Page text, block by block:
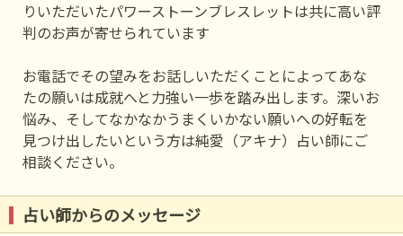
りいただいたパワーストーンブレスレットは共に高い評
判のお声が寄せられています
お電話でその望みをお話しいただくことによってあな
たの願いは成就へと力強い一歩を踏み出します。深いお
悩み、そしてなかなかうまくいかない願いへの好転を
見つけ出したいという方は純愛（アキナ）占い師にご
相談ください。
占い師からのメッセージ